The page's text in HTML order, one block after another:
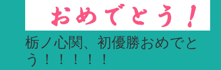
栃ノ心関、初優勝おめでと
う！！！！！